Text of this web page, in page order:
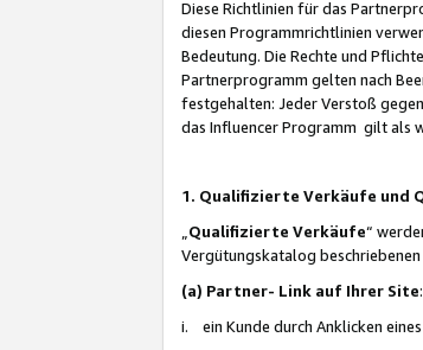
Diese Richtlinien für das
diesen Programmrichtlinien
Bedeutung. Die Rechte und
Partnerprogramm gelten nach
festgehalten: Jeder Verstoß
das Influencer Programm gilt als
1. Qualifizierte Verkäufe und
Qualifizierte Verkäufe“
Vergütungskatalog beschriebenen
(a) Partner- Link auf Ihrer Site:
i. ein Kunde durch Anklicken